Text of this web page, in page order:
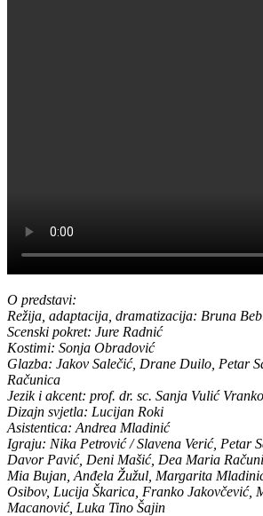
O predstavi:
Režija, adaptacija, dramatizacija: Bruna
Scenski pokret: Jure Radnić
Kostimi: Sonja Obradović
Glazba: Jakov Salečić, Drane Duilo, Petar
Računica
Jezik i akcent: prof. dr. sc. Sanja Vulić
Dizajn svjetla: Lucijan Roki
Asistentica: Andrea Mladinić
Igraju: Nika Petrović / Slavena Verić, Petar
Davor Pavić, Deni Mašić, Dea Maria
Mia Bujan, Anđela Žužul, Margarita
Osibov, Lucija Škarica, Franko Jakovčević,
Macanović, Luka Tino Šajin